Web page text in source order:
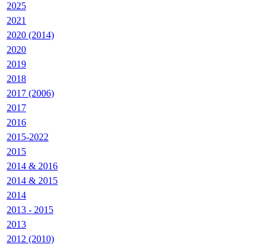
2025
2021
2020 (2014)
2020
2019
2018
2017 (2006)
2017
2016
2015-2022
2015
2014 & 2016
2014 & 2015
2014
2013 - 2015
2013
2012 (2010)